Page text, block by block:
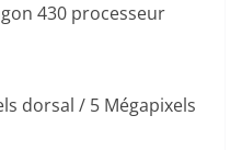
430 processeur
dorsal / 5 Mégapixels